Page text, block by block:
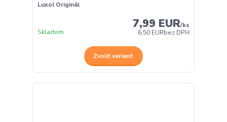
Luxol Originál
7,99 EUR/ks
6,50 EURbez DPH
Skladom
Zvoliť variant